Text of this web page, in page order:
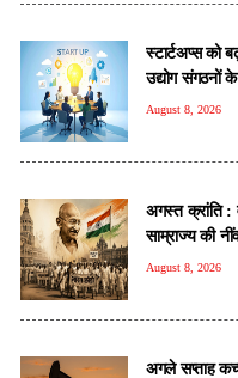
स्टार्टअप्स को
उद्योग संगठनों
August 8, 2026
अगस्त क्रांति :
साम्राज्य की
August 8, 2026
अगले सप्ताह